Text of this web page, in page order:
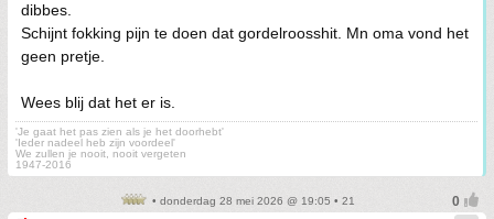
dibbes.
Schijnt fokking pijn te doen dat gordelroosshit. Mn oma vond het
geen pretje.
Wees blij dat het er is.
'Je gaat het pas zien als je het doorhebt'
'Ieder nadeel heb zijn voordeel'
We zullen je nooit, nooit vergeten
1947-2016
• donderdag 28 mei 2026 @ 19:05 • 21